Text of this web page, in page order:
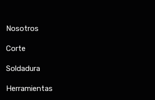
Nosotros
Corte
Soldadura
Herramientas